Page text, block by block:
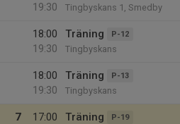
19:30
Tingbyskans 1, Smedby
18:00
19:30
Träning P-12
Tingbyskans
18:00
19:30
Träning P-13
Tingbyskans
7
17:00
Träning P-19